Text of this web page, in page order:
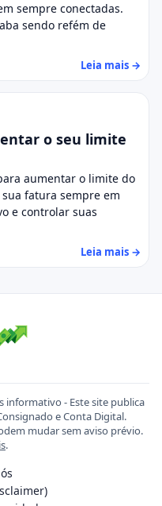
sempre conectadas.
sendo refém de
Leia mais →
o seu limite
aumentar o limite do
fatura sempre em
e controlar suas
Leia mais →
informativo - Este site publica
e Conta Digital.
mudar sem aviso prévio.
.